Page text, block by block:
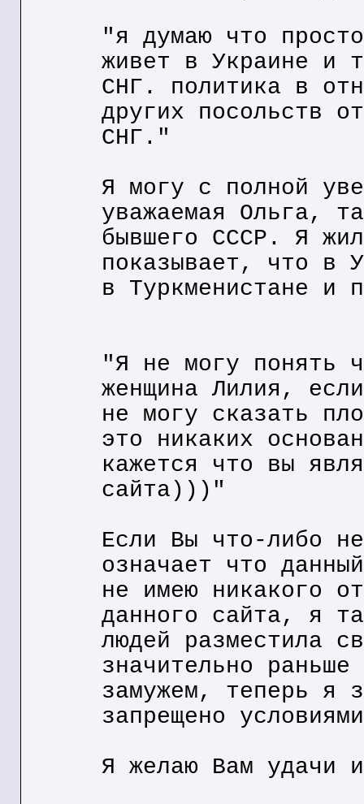
"я думаю что
живет в Украине и
СНГ. политика в
других посольств
СНГ."
Я могу с полной
уважаемая Ольга,
бывшего СССР. Я
показывает, что в
в Туркменистане
"Я не могу понять
женщина Лилия,
не могу сказать
это никаких
кажется что вы
сайта)))"
Если Вы что-либо
означает что
не имею никакого
данного сайта, я
людей разместила
значительно
замужем, теперь я
запрещено
Я желаю Вам удачи